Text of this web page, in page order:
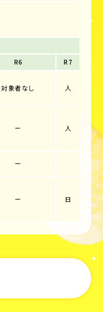
R6
R7
対象者なし 人
ー 人
ー
ー 日